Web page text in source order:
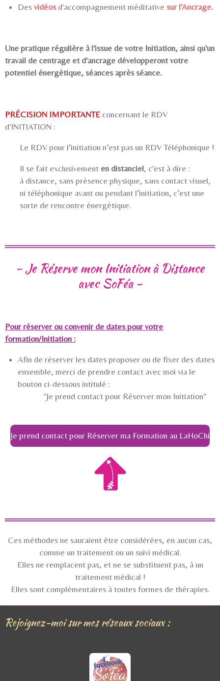
Des vidéos d'accompagnement méditative sur l'Ancrage.
Une pratique régulière à l'issue de votre Initiation, ainsi qu'un
travail de centrage et d'ancrage développeront votre
potentiel énergétique, séances après séance.
PRÉCISION IMPORTANTE concernant le RDV
d'INITIATION :
Le RDV pour l’initiation n’est pas un RDV Téléphonique !
Il se fait exclusivement en distanciel, c'est à dire :
à distance, sans présence physique, sans contact visuel,
ni téléphonique avant ou pendant l’initiation, c’est une
sorte de rencontre énergétique.
- Je Réserve mon Initiation à Distance
avec SoFéa -
Pour réserver ou convenir de dates pour votre
formation/Initiation :
Afin de réserver les dates proposer ou de fixer des dates
ensemble, merci de prendre contact avec moi via le
bouton ci-dessous intitulé :
"Je prend contact pour Réserver mon Initiation"
Je prend contact pour Réserver ma Formation au LaHoChi
Ces méthodes ne sauraient être considérées, en aucun cas,
comme un traitement ou un suivi médical.
Elles ne remplacent pas, et ne se substituentpas, à un
traitement médical !
Elles sont complémentaires à toutes formes de thérapies.
Rejoignez-moi sur mes réseaux sociaux :